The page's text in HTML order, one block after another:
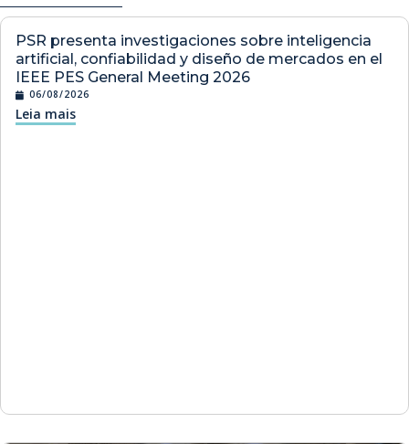
PSR presenta investigaciones sobre inteligencia
artificial, confiabilidad y diseño de mercados en el
IEEE PES General Meeting 2026
06/08/2026
Leia mais